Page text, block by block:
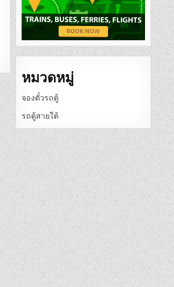
หมวดหมู่
จองตั๋วรถตู้
รถตู้สายใต้